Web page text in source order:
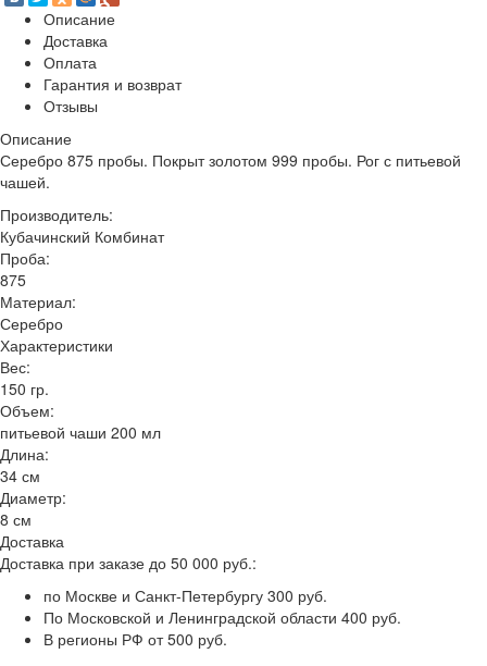
Описание
Доставка
Оплата
Гарантия и возврат
Отзывы
Описание
Серебро 875 пробы. Покрыт золотом 999 пробы. Рог с питьевой
чашей.
Производитель:
Кубачинский Комбинат
Проба:
875
Материал:
Серебро
Характеристики
Вес:
150 гр.
Объем:
питьевой чаши 200 мл
Длина:
34 см
Диаметр:
8 см
Доставка
Доставка при заказе до 50 000 руб.:
по Москве и Санкт-Петербургу 300 руб.
По Московской и Ленинградской области 400 руб.
В регионы РФ от 500 руб.